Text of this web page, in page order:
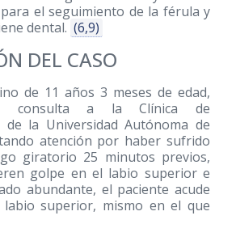
el seguimiento de la férula y
dental. (6,9)
DEL CASO
de 11 años 3 meses de edad,
consulta a la Clínica de
de la Universidad Autónoma de
atención por haber sufrido
giratorio 25 minutos previos,
golpe en el labio superior e
abundante, el paciente acude
superior, mismo en el que